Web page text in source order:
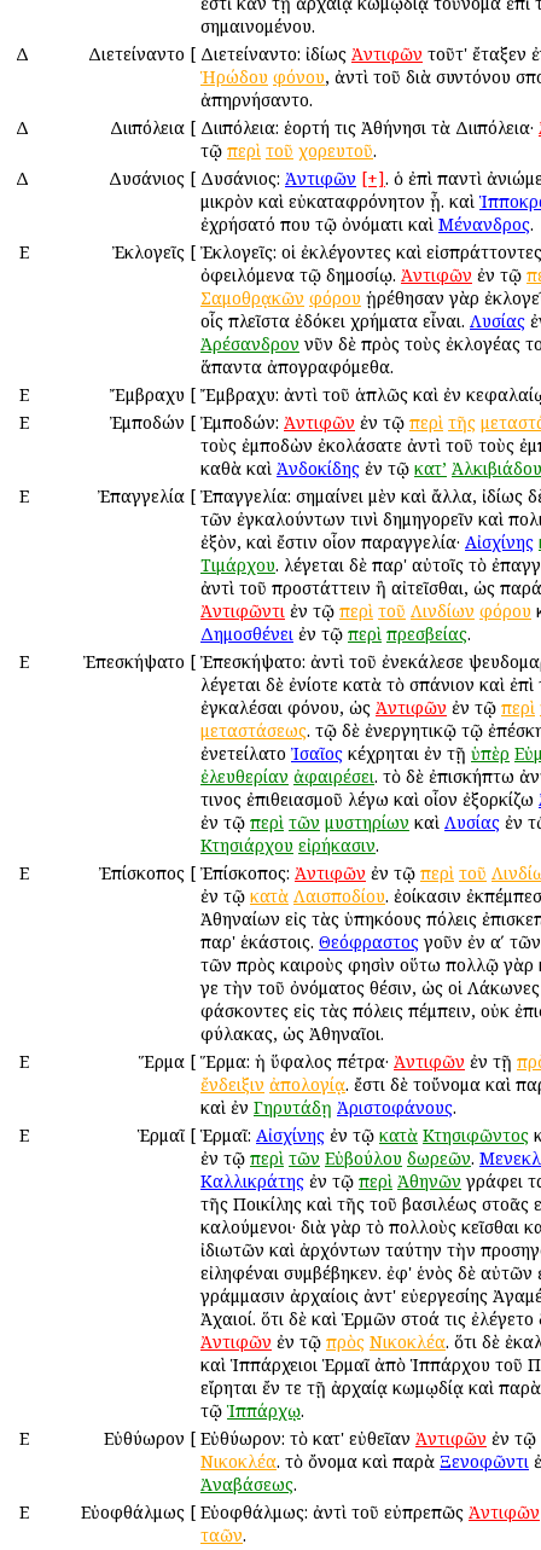
σημαινομένου.
Δ
Διετείναντο [ Διετείναντο: ἰδίως Ἀντιφῶν τοῦτ' ἔταξεν
Ἡρώδου φόνου, ἀντὶ τοῦ διὰ συντόνου
ἀπηρνήσαντο.
Δ
Διιπόλεια [ Διιπόλεια: ἑορτή τις Ἀθήνησι τὰ Διιπόλεια·
τῷ περὶ τοῦ χορευτοῦ.
Δ
Δυσάνιος [ Δυσάνιος: Ἀντιφῶν [+]. ὁ ἐπὶ παντὶ
μικρὸν καὶ εὐκαταφρόνητον ᾖ. καὶ
ἐχρήσατό που τῷ ὀνόματι καὶ Μένανδρος.
Ε
Ἐκλογεῖς [ Ἐκλογεῖς: οἱ ἐκλέγοντες καὶ
ὀφειλόμενα τῷ δημοσίῳ. Ἀντιφῶν ἐν τῷ
Σαμοθρᾳκῶν φόρου ᾑρέθησαν γὰρ
οἷς πλεῖστα ἐδόκει χρήματα εἶναι. Λυσίας
Ἀρέσανδρον νῦν δὲ πρὸς τοὺς ἐκλογέας
ἅπαντα ἀπογραφόμεθα.
Ε
Ἔμβραχυ [ Ἔμβραχυ: ἀντὶ τοῦ ἁπλῶς καὶ ἐν
Ε
Ἐμποδών [ Ἐμποδών: Ἀντιφῶν ἐν τῷ περὶ τῆς
τοὺς ἐμποδὼν ἐκολάσατε ἀντὶ τοῦ τοὺς
καθὰ καὶ Ἀνδοκίδης ἐν τῷ κατ’ Ἀλκιβιάδου
Ε
Ἐπαγγελία [ Ἐπαγγελία: σημαίνει μὲν καὶ ἄλλα, ἰδίως
τῶν ἐγκαλούντων τινὶ δημηγορεῖν καὶ
ἐξὸν, καὶ ἔστιν οἷον παραγγελία· Αἰσχίνης
Τιμάρχου. λέγεται δὲ παρ' αὐτοῖς τὸ
ἀντὶ τοῦ προστάττειν ἢ αἰτεῖσθαι, ὡς
Ἀντιφῶντι ἐν τῷ περὶ τοῦ Λινδίων φόρου
Δημοσθένει ἐν τῷ περὶ πρεσβείας.
Ε
Ἐπεσκήψατο [ Ἐπεσκήψατο: ἀντὶ τοῦ ἐνεκάλεσε
λέγεται δὲ ἐνίοτε κατὰ τὸ σπάνιον καὶ ἐπὶ
ἐγκαλέσαι φόνου, ὡς Ἀντιφῶν ἐν τῷ περὶ
μεταστάσεως. τῷ δὲ ἐνεργητικῷ τῷ
ἐνετείλατο Ἰσαῖος κέχρηται ἐν τῇ ὑπὲρ
ἐλευθερίαν ἀφαιρέσει. τὸ δὲ ἐπισκήπτω
τινος ἐπιθειασμοῦ λέγω καὶ οἷον ἐξορκίζω
ἐν τῷ περὶ τῶν μυστηρίων καὶ Λυσίας ἐν
Κτησιάρχου εἰρήκασιν.
Ε
Ἐπίσκοπος [ Ἐπίσκοπος: Ἀντιφῶν ἐν τῷ περὶ τοῦ
ἐν τῷ κατὰ Λαισποδίου. ἐοίκασιν
Ἀθηναίων εἰς τὰς ὑπηκόους πόλεις
παρ' ἑκάστοις. Θεόφραστοςγοῦν ἐν αʹ
τῶν πρὸς καιροὺς φησὶν οὕτω πολλῷ γὰρ
γε τὴν τοῦ ὀνόματος θέσιν, ὡς οἱ
φάσκοντες εἰς τὰς πόλεις πέμπειν, οὐκ
φύλακας, ὡς Ἀθηναῖοι.
Ε
Ἕρμα [ Ἕρμα: ἡ ὕφαλος πέτρα· Ἀντιφῶν ἐν τῇ
ἔνδειξιν ἀπολογίᾳ. ἔστι δὲ τοὔνομα καὶ
καὶ ἐν Γηρυτάδῃ Ἀριστοφάνους.
Ε
Ἑρμαῖ [ Ἑρμαῖ: Αἰσχίνης ἐν τῷ κατὰ Κτησιφῶντος
ἐν τῷ περὶ τῶν Εὐβούλου δωρεῶν.
Καλλικράτης ἐν τῷ περὶ Ἀθηνῶν γράφει
τῆς Ποικίλης καὶ τῆς τοῦ βασιλέως στοᾶς
καλούμενοι· διὰ γὰρ τὸ πολλοὺς κεῖσθαι
ἰδιωτῶν καὶ ἀρχόντων ταύτην τὴν
εἰληφέναι συμβέβηκεν. ἐφ' ἑνὸς δὲ αὐτῶν
γράμμασιν ἀρχαίοις ἀντ' εὐεργεσίης
Ἀχαιοί. ὅτι δὲ καὶ Ἑρμῶν στοά τις
Ἀντιφῶν ἐν τῷ πρὸς Νικοκλέα. ὅτι δὲ
καὶ Ἱππάρχειοι Ἑρμαῖ ἀπὸ Ἱππάρχου τοῦ
εἴρηται ἔν τε τῇ ἀρχαίᾳ κωμῳδίᾳ καὶ
τῷ Ἱππάρχῳ.
Ε
Εὐθύωρον [ Εὐθύωρον: τὸ κατ' εὐθεῖαν Ἀντιφῶν ἐν τῷ
Νικοκλέα. τὸ ὄνομα καὶ παρὰ Ξενοφῶντι
Ἀναβάσεως.
Ε
Εὐοφθάλμως [ Εὐοφθάλμως: ἀντὶ τοῦ εὐπρεπῶς Ἀντιφῶν
ταῶν.